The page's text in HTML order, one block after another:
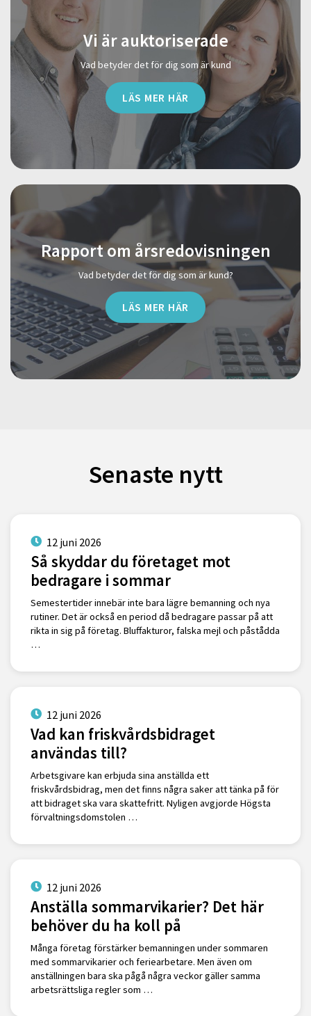
Vi är auktoriserade
Vad betyder det för dig som är kund
LÄS MER HÄR
Rapport om årsredovisningen
Vad betyder det för dig som är kund?
LÄS MER HÄR
Senaste nytt
12 juni 2026
Så skyddar du företaget mot
bedragare i sommar
Semestertider innebär inte bara lägre bemanning och nya
rutiner. Det är också en period då bedragare passar på att
rikta in sig på företag. Bluffakturor, falska mejl och påstådda
…
12 juni 2026
Vad kan friskvårdsbidraget
användas till?
Arbetsgivare kan erbjuda sina anställda ett
friskvårdsbidrag, men det finns några saker att tänka på för
att bidraget ska vara skattefritt. Nyligen avgjorde Högsta
förvaltningsdomstolen …
12 juni 2026
Anställa sommarvikarier? Det här
behöver du ha koll på
Många företag förstärker bemanningen under sommaren
med sommarvikarier och feriearbetare. Men även om
anställningen bara ska pågå några veckor gäller samma
arbetsrättsliga regler som …